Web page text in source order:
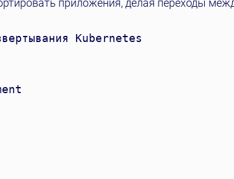
приложения, делая переходы
Kubernetes